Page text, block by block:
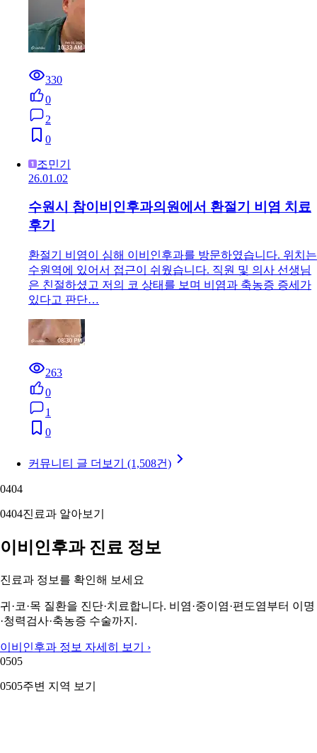
330
0
2
0
조민기
26.01.02
수원시 참이비인후과의원에서 환절기 비염 치료
후기
환절기 비염이 심해 이비인후과를 방문하였습니다. 위치는
수원역에 있어서 접근이 쉬웠습니다. 직원 및 의사 선생님
은 친절하셨고 저의 코 상태를 보며 비염과 축농증 증세가
있다고 판단…
263
0
1
0
커뮤니티 글 더보기 (1,508건)
0404
0404진료과 알아보기
이비인후과 진료 정보
진료과 정보를 확인해 보세요
귀·코·목 질환을 진단·치료합니다. 비염·중이염·편도염부터 이명
·청력검사·축농증 수술까지.
이비인후과 정보 자세히 보기 ›
0505
0505주변 지역 보기